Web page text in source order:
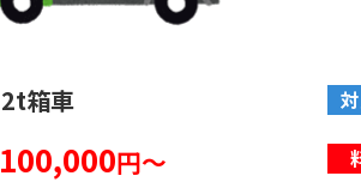
2t箱車
100,000円～